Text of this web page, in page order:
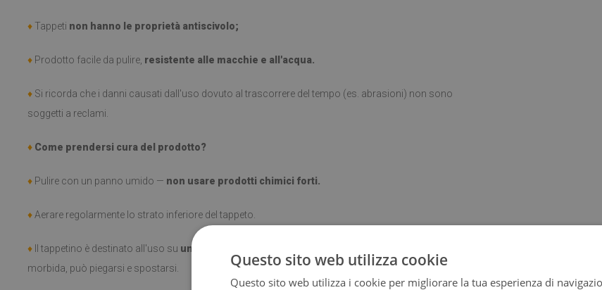
♦ Tappeti non hanno le proprietà antiscivolo;
♦ Prodotto facile da pulire, resistente alle macchie e all'acqua.
♦ Si ricorda che i danni causati dall'uso dovuto al trascorrere del tempo (es. abrasioni) non sono
soggetti a reclami.
♦ Come prendersi cura del prodotto?
♦ Pulire con un panno umido — non usare prodotti chimici forti.
♦ Aerare regolarmente lo strato inferiore del tappeto.
♦ Il tappetino è destinato all'uso su una superficie dura
morbida, può piegarsi e spostarsi.
Questo sito web utilizza cookie
Questo sito web utilizza i cookie per migliorare la tua esperienza di